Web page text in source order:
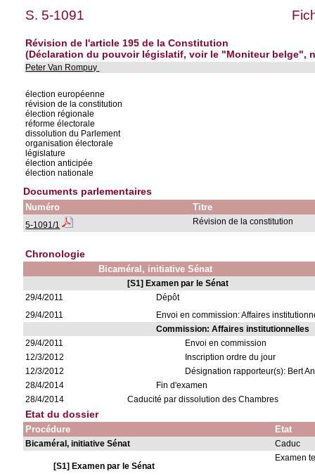
S. 5-1091
Révision de l'article 195 de la Constitution
(Déclaration du pouvoir législatif, voir le "Moniteur belge",
Peter Van Rompuy
élection européenne
révision de la constitution
élection régionale
réforme électorale
dissolution du Parlement
organisation électorale
législature
élection anticipée
élection nationale
Documents parlementaires
Numéro Titre
5-1091/1 Révision de la constitution
Chronologie
Bicaméral, initiative Sénat
[S1] Examen par le Sénat
29/4/2011
Dépôt
29/4/2011
Envoi en commission: Affaires
Commission: Affaires institutionnelles
29/4/2011
Envoi en commission
12/3/2012
Inscription ordre du jour
12/3/2012
Désignation rapporteur(s): Bert
28/4/2014
Fin d'examen
28/4/2014
Caducité par dissolution des Chambres
Etat du dossier
Procédure Etat
Bicaméral, initiative Sénat Caduc
[S1] Examen par le Sénat
Examen